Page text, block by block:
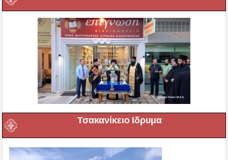
Τσακανίκειο Ιδρυμα